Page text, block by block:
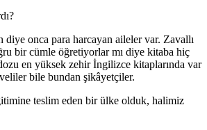
onca para harcayan aileler var. Zavallı
bir cümle öğretiyorlar mı diye kitaba hiç
en yüksek zehir İngilizce kitaplarında var
bile bundan şikâyetçiler.
teslim eden bir ülke olduk, halimiz